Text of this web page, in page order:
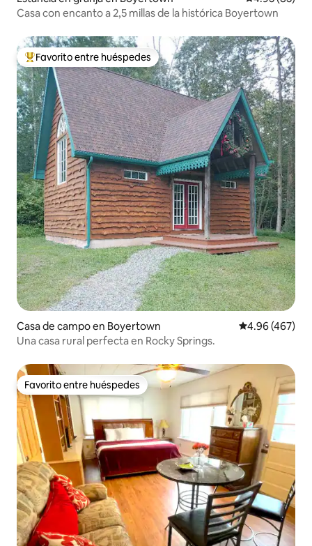
Casa con encanto a 2,5 millas de la histórica Boyertown
De los mejores en Favorito entre huéspedes
Favorito entre huéspedes
Casa de campo en Boyertown Calificación
4.96 (467)
Una casa rural perfecta en Rocky Springs.
Favorito entre huéspedes
Favorito entre huéspedes